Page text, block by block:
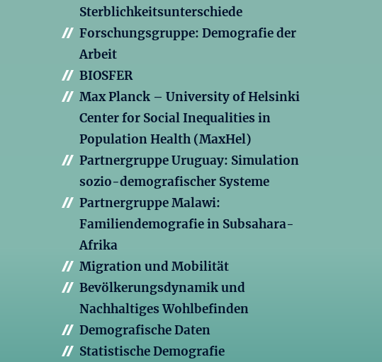
Sterblichkeitsunterschiede
Forschungsgruppe: Demografie der
Arbeit
BIOSFER
Max Planck – University of Helsinki
Center for Social Inequalities in
Population Health (MaxHel)
Partnergruppe Uruguay: Simulation
sozio-demografischer Systeme
Partnergruppe Malawi:
Familiendemografie in Subsahara-
Afrika
Migration und Mobilität
Bevölkerungsdynamik und
Nachhaltiges Wohlbefinden
Demografische Daten
Statistische Demografie